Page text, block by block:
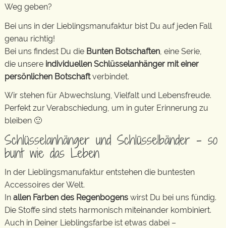
Weg geben?
Bei uns in der Lieblingsmanufaktur bist Du auf jeden Fall
genau richtig!
Bei uns findest Du die Bunten Botschaften , eine Serie,
die unsere individuellen Schlüsselanhänger mit einer
persönlichen Botschaftverbindet.
Wir stehen für Abwechslung, Vielfalt und Lebensfreude.
Perfekt zur Verabschiedung, um in guter Erinnerung zu
bleiben 🙂
Schlüsselanhänger und Schlüsselbänder – so
bunt wie das Leben
In der Lieblingsmanufaktur entstehen die buntesten
Accessoires der Welt.
In allen Farben des Regenbogens wirst Du bei uns fündig.
Die Stoffe sind stets harmonisch miteinander kombiniert.
Auch in Deiner Lieblingsfarbe ist etwas dabei –